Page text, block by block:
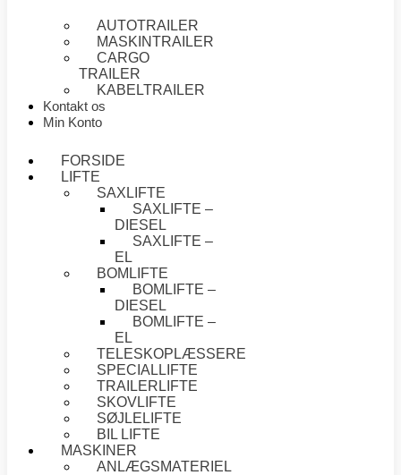
AUTOTRAILER
MASKINTRAILER
CARGO
TRAILER
KABELTRAILER
Kontakt os
Min Konto
FORSIDE
LIFTE
SAXLIFTE
SAXLIFTE –
DIESEL
SAXLIFTE –
EL
BOMLIFTE
BOMLIFTE –
DIESEL
BOMLIFTE –
EL
TELESKOPLÆSSERE
SPECIALLIFTE
TRAILERLIFTE
SKOVLIFTE
SØJLELIFTE
BIL LIFTE
MASKINER
ANLÆGSMATERIEL